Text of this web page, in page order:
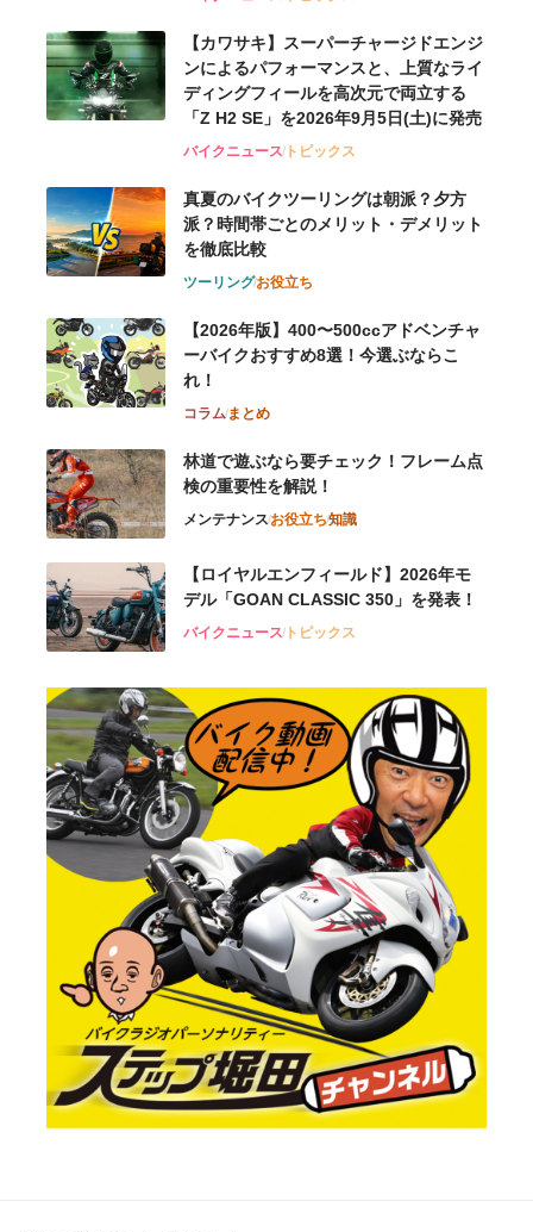
【カワサキ】スーパーチャージドエンジ
ンによるパフォーマンスと、上質なライ
ディングフィールを高次元で両立する
「Z H2 SE」を2026年9月5日(土)に発売
バイクニューストピックス
真夏のバイクツーリングは朝派？夕方
派？時間帯ごとのメリット・デメリット
を徹底比較
ツーリングお役立ち
【2026年版】400〜500ccアドベンチャ
ーバイクおすすめ8選！今選ぶならこ
れ！
コラムまとめ
林道で遊ぶなら要チェック！フレーム点
検の重要性を解説！
メンテナンスお役立ち知識
【ロイヤルエンフィールド】2026年モ
デル「GOAN CLASSIC 350」を発表！
バイクニューストピックス